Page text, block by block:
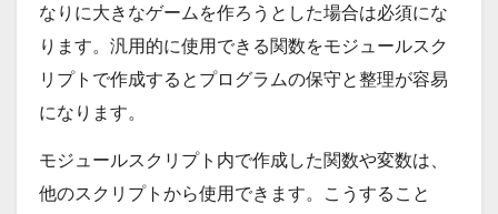
なりに大きなゲームを作ろうとした場合は必須にな
ります。汎用的に使用できる関数をモジュールスク
リプトで作成するとプログラムの保守と整理が容易
になります。
モジュールスクリプト内で作成した関数や変数は、
他のスクリプトから使用できます。こうすること